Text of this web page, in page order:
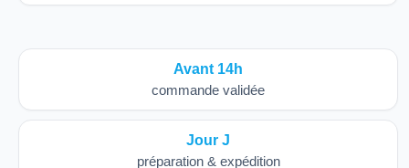
Avant 14h
commande validée
Jour J
préparation & expédition